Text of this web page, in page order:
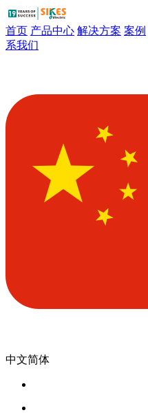
首页 产品中心 解决方案 案例
系我们
中文简体